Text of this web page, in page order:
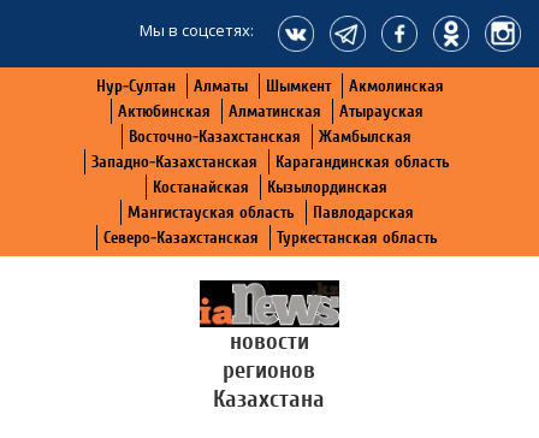
Мы в соцсетях:
Нур-Султан Алматы Шымкент
Акмолинская
Актюбинская
Алматинская
Атырауская
Восточно-Казахстанская
Жамбылская
Западно-Казахстанская
Карагандинская область
Костанайская
Кызылординская
Мангистауская область
Павлодарская
Северо-Казахстанская
Туркестанская область
новости
регионов
Казахстана